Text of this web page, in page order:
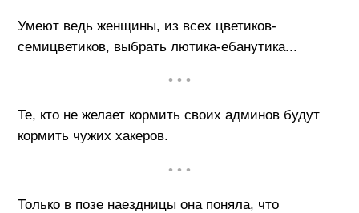
Умеют ведь женщины, из всех цветиков-
семицветиков, выбрать лютика-ебанутика...
• • •
Те, кто не желает кормить своих админов будут
кормить чужих хакеров.
• • •
Только в позе наездницы она поняла, что